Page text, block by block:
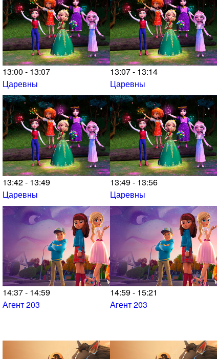
13:00 - 13:07
Царевны
13:07 - 13:14
Царевны
13:42 - 13:49
Царевны
13:49 - 13:56
Царевны
14:37 - 14:59
Агент 203
14:59 - 15:21
Агент 203